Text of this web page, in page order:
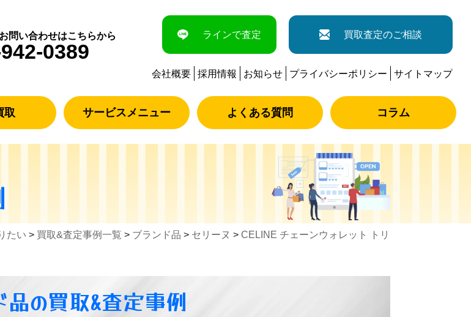
問い合わせはこちらから
0389
ラインで査定 買取査定のご相談
会社概要 採用情報 お知らせ プライバシーポリシー サイトマップ
取 サービスメニュー よくある質問 コラム
たい > 買取&査定事例一覧 > ブランド品 > セリーヌ > CELINE チェーンウォレット トリ
品の買取&査定事例